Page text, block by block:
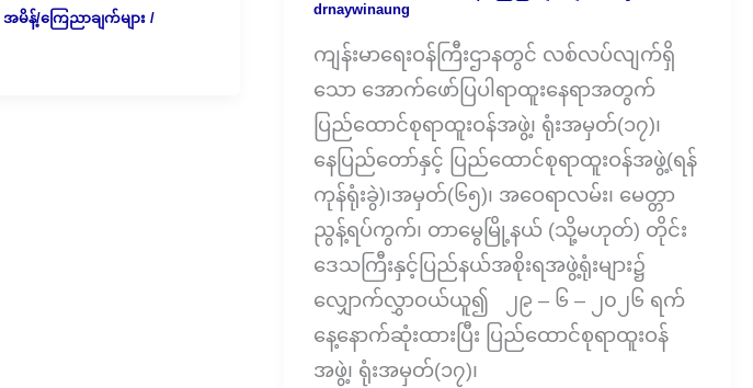
အမိန့်/ကြေညာချက်များ/
drnaywinaung
ကျန်းမာရေးဝန်ကြီးဌာနတွင် လစ်လပ်လျက်ရှိ
သော အောက်ဖော်ပြပါရာထူးနေရာအတွက်
ပြည်ထောင်စုရာထူးဝန်အဖွဲ့၊ ရုံးအမှတ်(၁၇)၊
နေပြည်တော်နှင့် ပြည်ထောင်စုရာထူးဝန်အဖွဲ့(ရန်
ကုန်ရုံးခွဲ)၊အမှတ်(၆၅)၊ အဝေရာလမ်း၊ မေတ္တာ
ညွန့်ရပ်ကွက်၊ တာမွေမြို့နယ် (သို့မဟုတ်) တိုင်း
ဒေသကြီးနှင့်ပြည်နယ်အစိုးရအဖွဲ့ရုံးများ၌
လျှောက်လွှာဝယ်ယူ၍ ၂၉ – ၆ – ၂၀၂၆ ရက်
နေ့နောက်ဆုံးထားပြီး ပြည်ထောင်စုရာထူးဝန်
အဖွဲ့၊ ရုံးအမှတ်(၁၇)၊